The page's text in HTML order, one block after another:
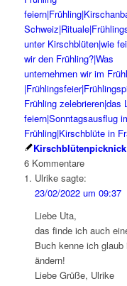
Kirschblütenpicknick
6 Kommentare
Ulrike sagte:
23/02/2022 um 09:37
Liebe Uta,
das finde ich auch
Buch kenne ich
ändern!
Liebe Grüße, Ulrike